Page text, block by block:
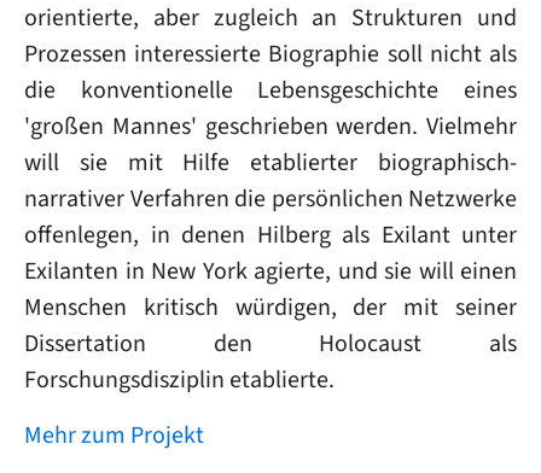
orientierte, aber zugleich an Strukturen und
Prozessen interessierte Biographie soll nicht als
die konventionelle Lebensgeschichte eines
'großen Mannes' geschrieben werden. Vielmehr
will sie mit Hilfe etablierter biographisch-
narrativer Verfahren die persönlichen Netzwerke
offenlegen, in denen Hilberg als Exilant unter
Exilanten in New York agierte, und sie will einen
Menschen kritisch würdigen, der mit seiner
Dissertation den Holocaust als
Forschungsdisziplin etablierte.
Mehr zum Projekt